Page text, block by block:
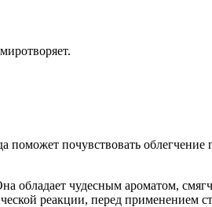
почувствовать облегчение
обладает чудесным ароматом,
реакции, перед применением